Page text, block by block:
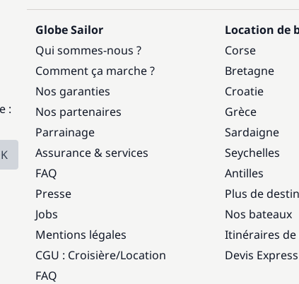
:
Globe Sailor
Qui sommes-nous ?
Comment ça marche ?
Nos garanties
Nos partenaires
Parrainage
Assurance & services
FAQ
Presse
Jobs
Mentions légales
CGU : Croisière/Location
FAQ
Location de
Corse
Bretagne
Croatie
Grèce
Sardaigne
Seychelles
Antilles
Plus de
Nos bateaux
Itinéraires
Devis Express